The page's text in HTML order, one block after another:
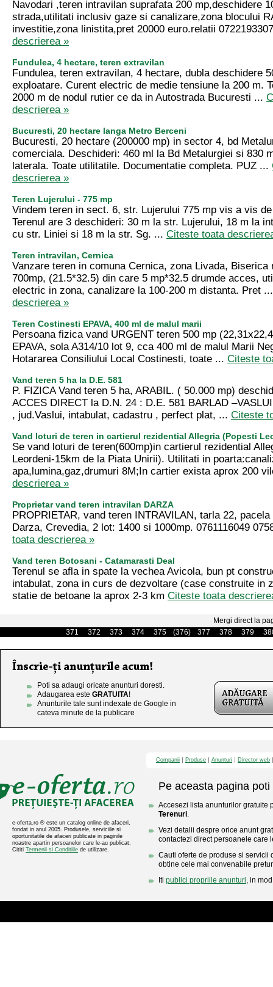
Navodari ,teren intravilan suprafata 200 mp,deschidere
strada,utilitati inclusiv gaze si canalizare,zona blocului
investitie,zona linistita,pret 20000 euro.relatii
descrierea »
Fundulea, 4 hectare, teren extravilan
Fundulea, teren extravilan, 4 hectare, dubla deschidere
exploatare. Curent electric de medie tensiune la 200 m.
2000 m de nodul rutier ce da in Autostrada Bucuresti ...
descrierea »
Bucuresti, 20 hectare langa Metro Berceni
Bucuresti, 20 hectare (200000 mp) in sector 4, bd
comerciala. Deschideri: 460 ml la Bd Metalurgiei si 830
laterala. Toate utilitatile. Documentatie completa. PUZ ...
descrierea »
Teren Lujerului - 775 mp
Vindem teren in sect. 6, str. Lujerului 775 mp vis a vis
Terenul are 3 deschideri: 30 m la str. Lujerului, 18 m la
cu str. Liniei si 18 m la str. Sg. ... Citeste toata
Teren intravilan, Cernica
Vanzare teren in comuna Cernica, zona Livada, Biserica
700mp, (21.5*32.5) din care 5 mp*32.5 drumde acces,
electric in zona, canalizare la 100-200 m distanta. Pret
descrierea »
Teren Costinesti EPAVA, 400 ml de malul marii
Persoana fizica vand URGENT teren 500 mp
EPAVA, sola A314/10 lot 9, cca 400 ml de malul Marii
Hotararea Consiliului Local Costinesti, toate ... Citeste
Vand teren 5 ha la D.E. 581
P. FIZICA Vand teren 5 ha, ARABIL. ( 50.000 mp)
ACCES DIRECT la D.N. 24 : D.E. 581 BARLAD
, jud.Vaslui, intabulat, cadastru , perfect plat, ... Citeste
Vand loturi de teren in cartierul rezidential Allegria (Popesti
Se vand loturi de teren(600mp)in cartierul rezidential
Leordeni-15km de la Piata Unirii). Utilitati in
apa,lumina,gaz,drumuri 8M;In cartier exista aprox 200
descrierea »
Proprietar vand teren intravilan DARZA
PROPRIETAR, vand teren INTRAVILAN, tarla 22, pacela
Darza, Crevedia, 2 lot: 1400 si 1000mp. 0761116049
toata descrierea »
Vand teren Botosani - Catamarasti Deal
Terenul se afla in spate la vechea Avicola, bun pt
intabulat, zona in curs de dezvoltare (case construite in
statie de betoane la aprox 2-3 km Citeste toata
Mergi direct la
371
372 373 374 375 (376) 377 378 379
Poti sa adaugi oricate anunturi doresti.
Adaugarea este GRATUITA!
Anunturile tale sunt indexate de Google in
cateva minute de la publicare
e-oferta.ro ® este un catalog online de afaceri,
fondat in anul 2005. Produsele, serviciile si
oportunitatile de afaceri publicate in paginile
noastre apartin persoanelor care le-au publicat.
Cititi Termenii si Conditiile de utilizare.
Companii Produse Anunturi Director web
Pe aceasta pagina poti
Accesezi lista anunturilor gratuite
Terenuri.
Vezi detalii despre orice anunt
contactezi direct persoanele care
Cauti oferte de produse si servicii
obtine cele mai convenabile
Iti publici propriile anunturi, in